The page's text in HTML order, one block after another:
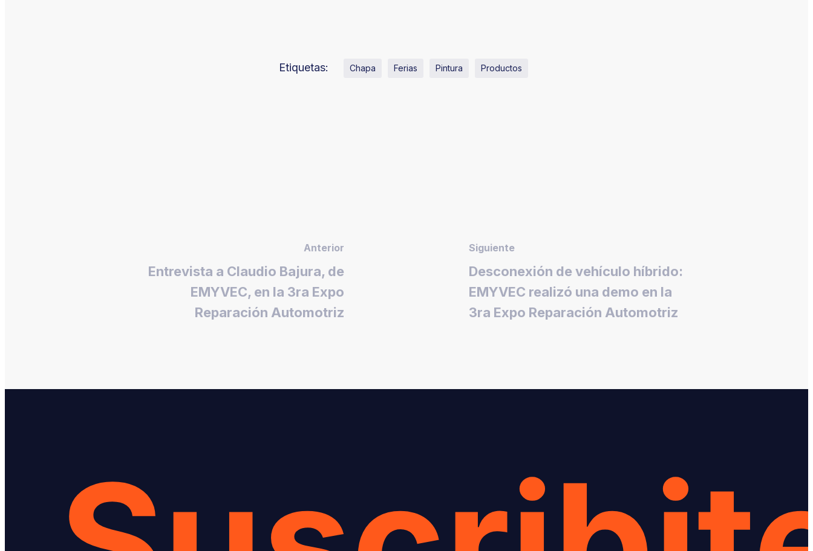
Etiquetas: Chapa Ferias Pintura Productos
Anterior
Entrevista a Claudio Bajura, de
EMYVEC, en la 3ra Expo
Reparación Automotriz
Siguiente
Desconexión de vehículo híbrido:
EMYVEC realizó una demo en la
3ra Expo Reparación Automotriz